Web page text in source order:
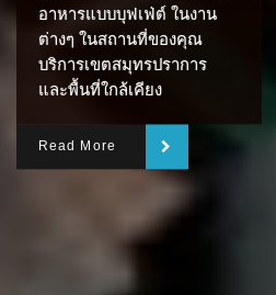
อาหารแบบบุฟเฟ่ต์ ในงาน
ต่างๆ ในสถานที่ของคุณ
บริการเขตสมุทรปราการ
และพื้นที่ใกล้เคียง
Read More